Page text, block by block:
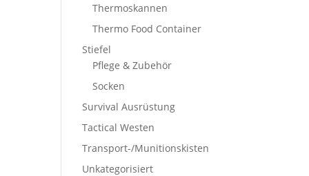
Thermoskannen
Thermo Food Container
Stiefel
Pflege & Zubehör
Socken
Survival Ausrüstung
Tactical Westen
Transport-/Munitionskisten
Unkategorisiert